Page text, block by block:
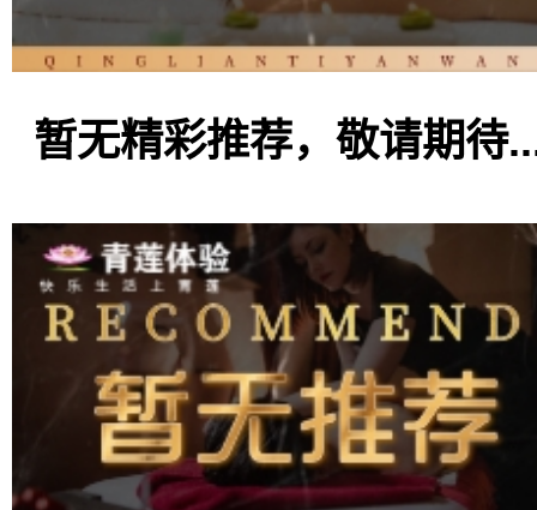
暂无精彩推荐，敬请期待